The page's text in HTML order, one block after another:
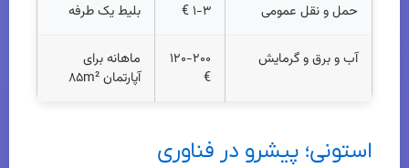
حمل و نقل عمومی ۱-۳ € بلیط یک طرفه
آب و برق و گرمایش
۱۲۰-۲۰۰
€
ماهانه برای
آپارتمان ۸۵m²
استونی؛ پیشرو در فناوری